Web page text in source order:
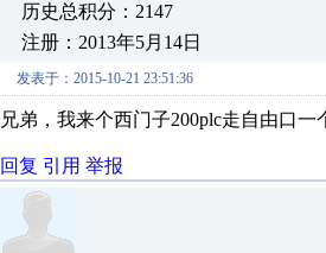
历史总积分：2147
注册：2013年5月14日
发表于：2015-10-21 23:51:36
兄弟，我来个西门子200plc走自由口
回复 引用 举报